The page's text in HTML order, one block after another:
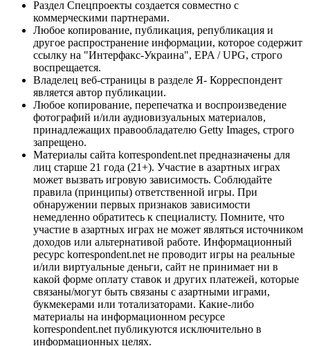
Раздел Спецпроекты создается совместно с
коммерческими партнерами.
Любое копирование, публикация, републикация и
другое распространение информации, которое содержит
ссылку на "Интерфакс-Украина", EPA / UPG, строго
воспрещается.
Владелец веб-страницы в разделе Я- Корреспондент
является автор публикации.
Любое копирование, перепечатка и воспроизведение
фотографий и/или аудиовизуальных материалов,
принадлежащих правообладателю Getty Images, строго
запрещено.
Материалы сайта korrespondent.net предназначены для
лиц старше 21 года (21+). Участие в азартных играх
может вызвать игровую зависимость. Соблюдайте
правила (принципы) ответственной игры. При
обнаружении первых признаков зависимости
немедленно обратитесь к специалисту. Помните, что
участие в азартных играх не может являться источником
доходов или альтернативой работе. Информационный
ресурс korrespondent.net не проводит игры на реальные
и/или виртуальные деньги, сайт не принимает ни в
какой форме оплату ставок и других платежей, которые
связаны/могут быть связаны с азартными играми,
букмекерами или тотализаторами. Какие-либо
материалы на информационном ресурсе
korrespondent.net публикуются исключительно в
информационных целях.